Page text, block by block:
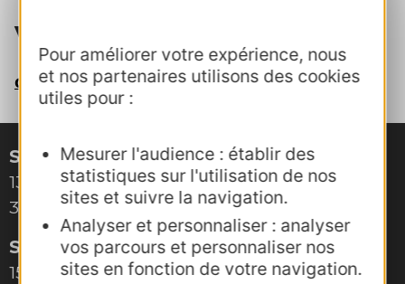
Pour améliorer votre expérience, nous
et nos partenaires utilisons des cookies
utiles pour :
Mesurer l'audience : établir des
statistiques sur l'utilisation de nos
sites et suivre la navigation.
Analyser et personnaliser : analyser
vos parcours et personnaliser nos
sites en fonction de votre navigation.
Votre contact au CRTL
cynthia.medico@crtoccitanie.fr
Site de Montpellier
132, boulevard Pénélope
34000 Montpellier
Site de Toulouse
15, rue Rivals – CS 78543